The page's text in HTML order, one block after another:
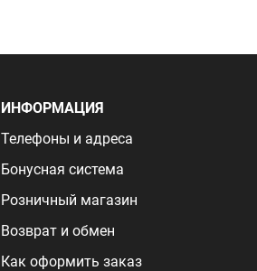
ИНФОРМАЦИЯ
Телефоны и адреса
Бонусная система
Розничный магазин
Возврат и обмен
Как оформить заказ